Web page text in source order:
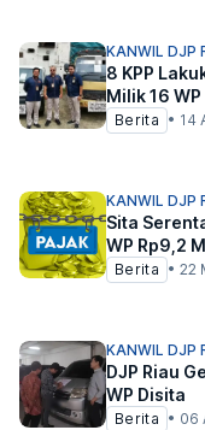
KANWIL DJP
8 KPP
Milik 16
Berita • 14
KANWIL DJP
Sita
WP Rp9,2
Berita • 22
KANWIL DJP
DJP Riau
WP Disita
Berita • 06